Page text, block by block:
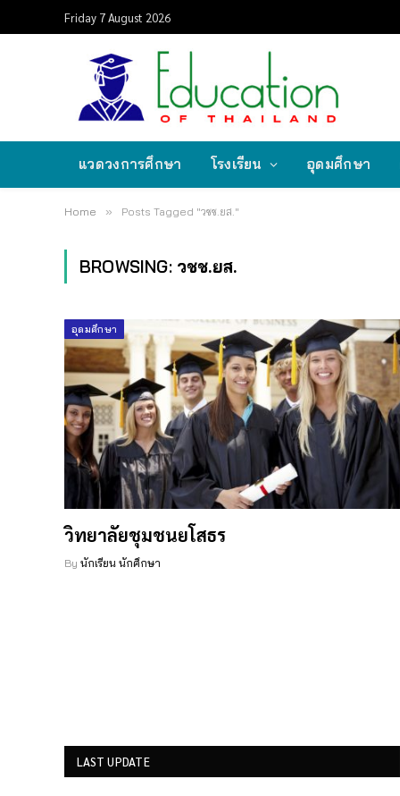
Friday 7 August 2026
แวดวงการศึกษา โรงเรียน อุดมศึกษา
Home » Posts Tagged "วชช.ยส."
BROWSING: วชช.ยส.
อุดมศึกษา
วิทยาลัยชุมชนยโสธร
By นักเรียน นักศึกษา
LAST UPDATE